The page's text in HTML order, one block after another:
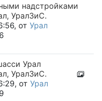
надстройками
УралЗиС.
от Урал
Урал
УралЗиС.
от Урал